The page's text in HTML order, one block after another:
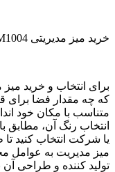
خرید میز مدیریتی WTM1004
برای انتخاب و خرید
که چه مقدار فضا برای
متناسب با مکان خود
انتخاب رنگ آن، مطابق
یا شرکت انتخاب کنید
میز مدیریت به عوامل
تولید کننده و طراحی